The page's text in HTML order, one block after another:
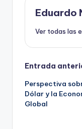
Eduardo
Ver todas las
de
entradas
Entrada
Perspectiva
Dólar y la
Global